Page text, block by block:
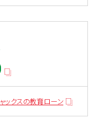
ックスの教育ローン